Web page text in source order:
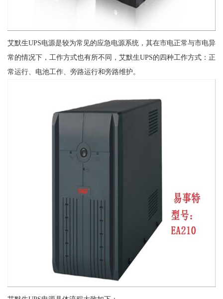
艾默生UPS电源是较为常见的应急电源系统，其在市电正常与市电异
常的情况下，工作方式也有所不同，艾默生UPS的四种工作方式：正
常运行、电池工作、旁路运行和旁路维护。